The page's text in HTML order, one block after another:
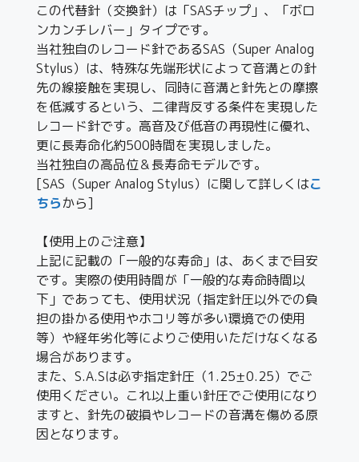
この代替針（交換針）は「SASチップ」、「ボロ
ンカンチレバー」タイプです。
当社独自のレコード針であるSAS（Super Analog
Stylus）は、特殊な先端形状によって音溝との針
先の線接触を実現し、同時に音溝と針先との摩擦
を低減するという、二律背反する条件を実現した
レコード針です。高音及び低音の再現性に優れ、
更に長寿命化約500時間を実現しました。
当社独自の高品位＆長寿命モデルです。
[SAS（Super Analog Stylus）に関して詳しくはこ
ちらから]
【使用上のご注意】
上記に記載の「一般的な寿命」は、あくまで目安
です。実際の使用時間が「一般的な寿命時間以
下」であっても、使用状況（指定針圧以外での負
担の掛かる使用やホコリ等が多い環境での使用
等）や経年劣化等によりご使用いただけなくなる
場合があります。
また、S.A.Sは必ず指定針圧（1.25±0.25）でご
使用ください。これ以上重い針圧でご使用になり
ますと、針先の破損やレコードの音溝を傷める原
因となります。